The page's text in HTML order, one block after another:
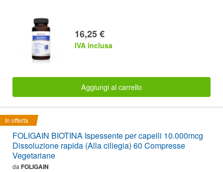
16,25 €
IVA inclusa
Aggiungi al carrello
In offerta
FOLIGAIN BIOTINA Ispessente per capelli 10.000mcg
Dissoluzione rapida (Alla ciliegia) 60 Compresse
Vegetariane
da FOLIGAIN